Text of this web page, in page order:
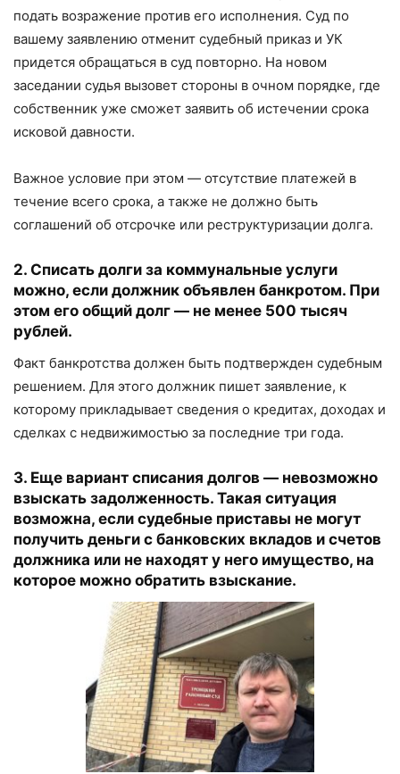
подать возражение против его исполнения. Суд по
вашему заявлению отменит судебный приказ и УК
придется обращаться в суд повторно. На новом
заседании судья вызовет стороны в очном порядке, где
собственник уже сможет заявить об истечении срока
исковой давности.
Важное условие при этом — отсутствие платежей в
течение всего срока, а также не должно быть
соглашений об отсрочке или реструктуризации долга.
2. Списать долги за коммунальные услуги
можно, если должник объявлен банкротом. При
этом его общий долг — не менее 500 тысяч
рублей.
Факт банкротства должен быть подтвержден судебным
решением. Для этого должник пишет заявление, к
которому прикладывает сведения о кредитах, доходах и
сделках с недвижимостью за последние три года.
3. Еще вариант списания долгов — невозможно
взыскать задолженность. Такая ситуация
возможна, если судебные приставы не могут
получить деньги с банковских вкладов и счетов
должника или не находят у него имущество, на
которое можно обратить взыскание.